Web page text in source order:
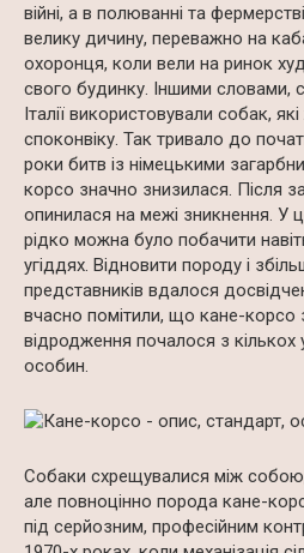
війні, а в полюванні та
велику дичину, переважно на
охоронця, коли вели на ринок
свого будинку. Іншими словами,
Італії використовували собак,
споконвіку. Так тривало до
роки битв із німецькими
корсо значно знизилася. Після
опинилася на межі зникнення. У
рідко можна було побачити
угіддях. Відновити породу і
представників вдалося
вчасно помітили, що кане-корсо
відродження почалося з кількох
особин.
Собаки схрещувалися між
але повноцінно порода кане-
під серйозним, професійним